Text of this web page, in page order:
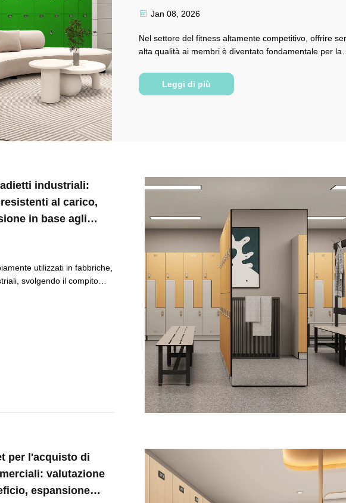
Jan 08, 2026
Nel settore del fitness altamente competitivo, offrire
alta qualità ai membri è diventato fondamentale per la
un'infrastruttura essenziale per il deposito degli oggetti
personali dei soci, gli armadietti influiscono direttamente
Leggi di più
industriali:
al carico,
in base agli
utilizzati in fabbriche,
svolgendo il compito
commerciali, quelli
per l'acquisto di
valutazione
espansione